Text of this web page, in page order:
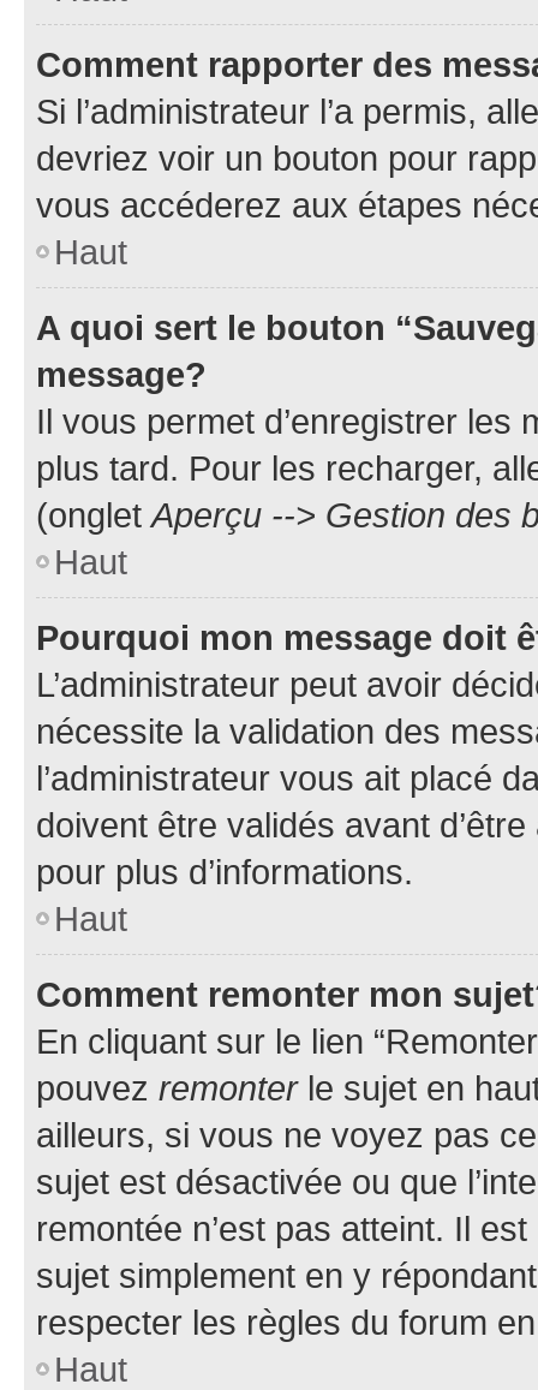
Comment rapporter des
Si l’administrateur l’a permis,
devriez voir un bouton pour
vous accéderez aux étapes
Haut
A quoi sert le bouton
message?
Il vous permet d’enregistrer
plus tard. Pour les recharger,
(ongletAperçu --> Gestion des
Haut
Pourquoi mon message doit
L’administrateur peut avoir
nécessite la validation des
l’administrateur vous ait placé
doivent être validés avant
pour plus d’informations.
Haut
Comment remonter mon
En cliquant sur le lien
pouvez remonterle sujet en
ailleurs, si vous ne voyez pas
sujet est désactivée ou que
remontée n’est pas atteint. Il
sujet simplement en y
respecter les règles du forum
Haut